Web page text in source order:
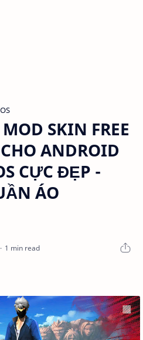
SKIN FREE
ANDROID
CỰC ĐẸP -
ÁO
1 min read